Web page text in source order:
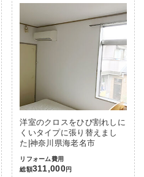
洋室のクロスをひび割れしに
くいタイプに張り替えまし
た|神奈川県海老名市
リフォーム費用
総額311,000円